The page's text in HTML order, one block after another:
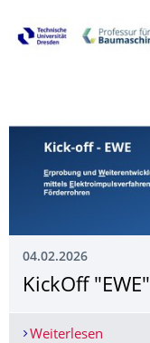
04.02.2026
KickOff "EWE"
Weiterlesen